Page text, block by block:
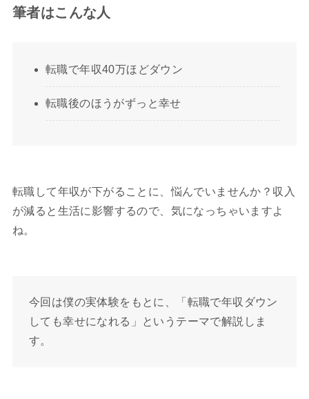
筆者はこんな人
転職で年収40万ほどダウン
転職後のほうがずっと幸せ
転職して年収が下がることに、悩んでいませんか？収入
が減ると生活に影響するので、気になっちゃいますよ
ね。
今回は僕の実体験をもとに、「転職で年収ダウン
しても幸せになれる」というテーマで解説しま
す。